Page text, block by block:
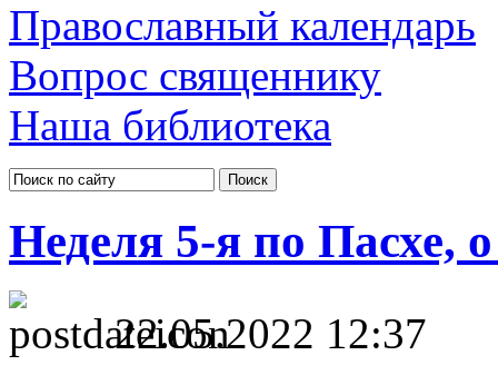
Православный календарь
Вопрос священнику
Наша библиотека
Неделя 5-я по Пасхе,
22.05.2022 12:37